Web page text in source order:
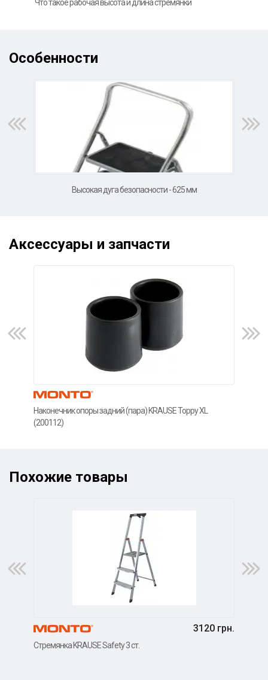
Что такое рабочая высота и длина стремянки
Особенности
Высокая дуга безопасности - 625 мм
Аксессуары и запчасти
Наконечник опоры задний (пара) KRAUSE Toppy XL
(200112)
Похожие товары
3120 грн.
Стремянка KRAUSE Safety 3 ст.